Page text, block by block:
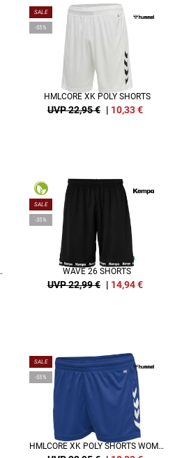
SALE
-55%
HMLCORE XK POLY SHORTS
UVP 22,95 € | 10,33€
WOMAN
SALE
-35%
WAVE 26 SHORTS
UVP 22,99 € | 14,94€
SALE
-55%
HMLCORE XK POLY SHORTS WOMAN